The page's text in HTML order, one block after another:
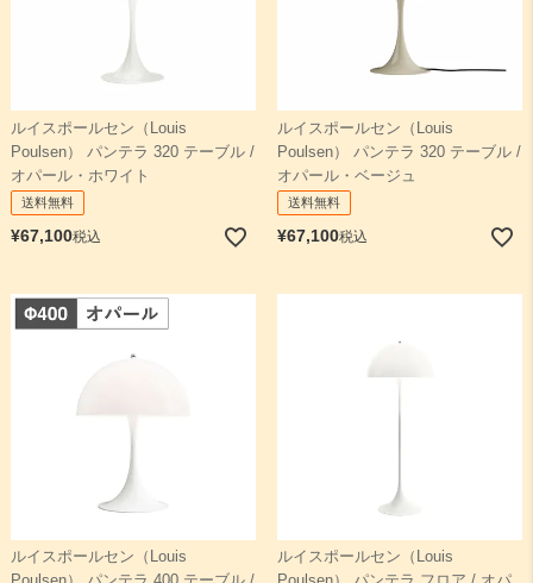
ルイスポールセン（Louis
Poulsen） パンテラ 320 テーブル /
オパール・ホワイト
送料無料
¥67,100税込
ルイスポールセン（Louis
Poulsen） パンテラ 320 テーブル /
オパール・ベージュ
送料無料
¥67,100税込
ルイスポールセン（Louis
ルイスポールセン（Louis